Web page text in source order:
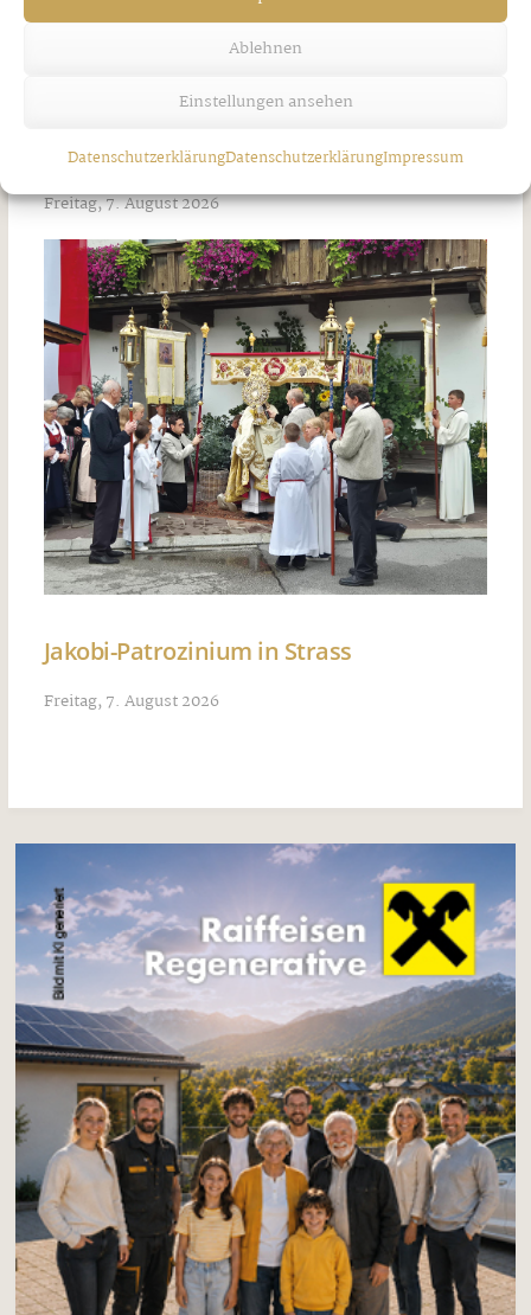
Ablehnen
Einstellungen ansehen
DatenschutzerklärungDatenschutzerklärungImpressum
Unwetter über Strass
Freitag, 7. August 2026
Jakobi-Patrozinium in Strass
Freitag, 7. August 2026